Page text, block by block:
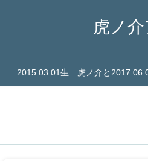
虎ノ
2015.03.01生 虎ノ介と